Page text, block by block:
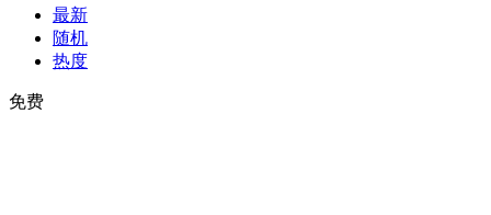
最新
随机
热度
免费